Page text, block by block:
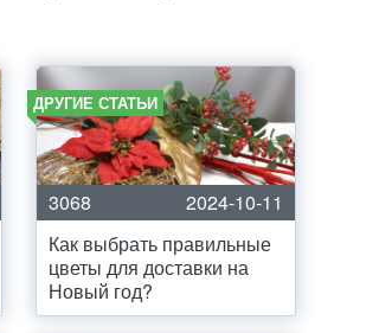
ДРУГИЕ СТАТЬИ
3068
2024-10-11
Как выбрать правильные
цветы для доставки на
Новый год?